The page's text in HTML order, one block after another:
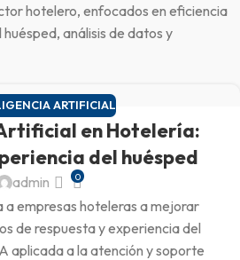
hotelero, enfocados en eficiencia
análisis de datos y
ARTIFICIAL
en Hotelería:
del huésped
admin 0
a empresas hoteleras a mejorar
de respuesta y experiencia del
aplicada a la atención y soporte